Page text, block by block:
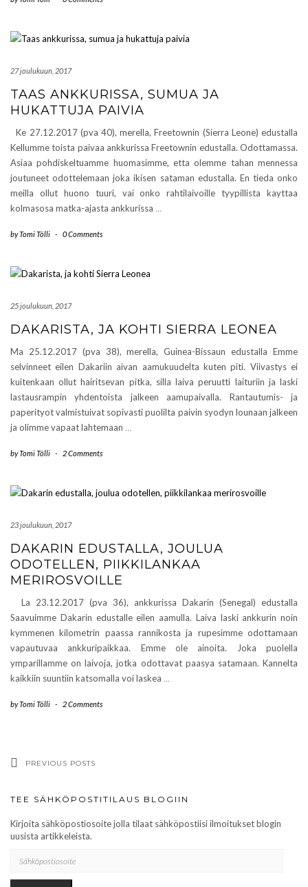
27 joulukuun, 2017
TAAS ANKKURISSA, SUMUA JA
HUKATTUJA PAIVIA
Ke 27.12.2017 (pva 40), merella, Freetownin (Sierra Leone) edustalla
Kellumme toista paivaa ankkurissa Freetownin edustalla. Odottamassa.
Asiaa pohdiskeltuamme huomasimme, etta olemme tahan mennessa
joutuneet odottelemaan joka ikisen sataman edustalla. En tieda onko
meilla ollut huono tuuri, vai onko rahtilaivoille tyypillista kayttaa
kolmasosa matka-ajasta ankkurissa …
byTomi Tölli - 0 Comments
25 joulukuun, 2017
DAKARISTA, JA KOHTI SIERRA LEONEA
Ma 25.12.2017 (pva 38), merella, Guinea-Bissaun edustalla Emme
selvinneet eilen Dakariin aivan aamukuudelta kuten piti. Viivastys ei
kuitenkaan ollut hairitsevan pitka, silla laiva peruutti laituriin ja laski
lastausrampin yhdentoista jalkeen aamupaivalla. Rantautumis- ja
paperityot valmistuivat sopivasti puolilta paivin syodyn lounaan jalkeen
ja olimme vapaat lahtemaan …
byTomi Tölli - 2 Comments
23 joulukuun, 2017
DAKARIN EDUSTALLA, JOULUA
ODOTELLEN, PIIKKILANKAA
MERIROSVOILLE
La 23.12.2017 (pva 36), ankkurissa Dakarin (Senegal) edustalla
Saavuimme Dakarin edustalle eilen aamulla. Laiva laski ankkurin noin
kymmenen kilometrin paassa rannikosta ja rupesimme odottamaan
vapautuvaa ankkuripaikkaa. Emme ole ainoita. Joka puolella
ymparillamme on laivoja, jotka odottavat paasya satamaan. Kannelta
kaikkiin suuntiin katsomalla voi laskea …
byTomi Tölli - 2 Comments
PREVIOUS POSTS
TEE SÄHKÖPOSTITILAUS BLOGIIN
Kirjoita sähköpostiosoite jolla tilaat sähköpostiisi ilmoitukset blogin
uusista artikkeleista.